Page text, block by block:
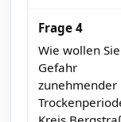
Frage 4
Wie wollen
Gefahr
zunehmender